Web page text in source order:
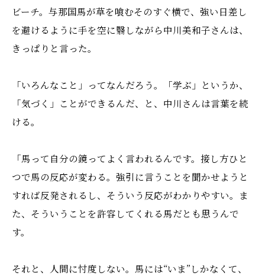
ビーチ。与那国馬が草を喰むそのすぐ横で、強い日差し
を避けるように手を空に翳しながら中川美和子さんは、
きっぱりと言った。
「いろんなこと」ってなんだろう。「学ぶ」というか、
「気づく」ことができるんだ、と、中川さんは言葉を続
ける。
「馬って自分の鏡ってよく言われるんです。接し方ひと
つで馬の反応が変わる。強引に言うことを聞かせようと
すれば反発されるし、そういう反応がわかりやすい。ま
た、そういうことを許容してくれる馬だとも思うんで
す。
それと、人間に忖度しない。馬には“いま”しかなくて、